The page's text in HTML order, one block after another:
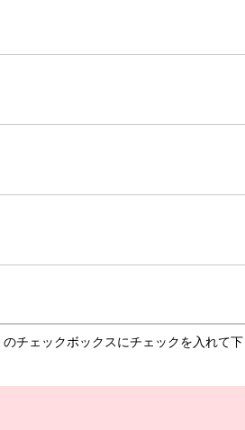
チェックボックスにチェックを入れて下